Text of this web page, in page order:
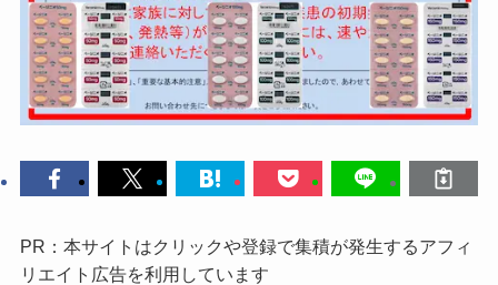
PR：本サイトはクリックや登録で集積が発生するアフィ
リエイト広告を利用しています